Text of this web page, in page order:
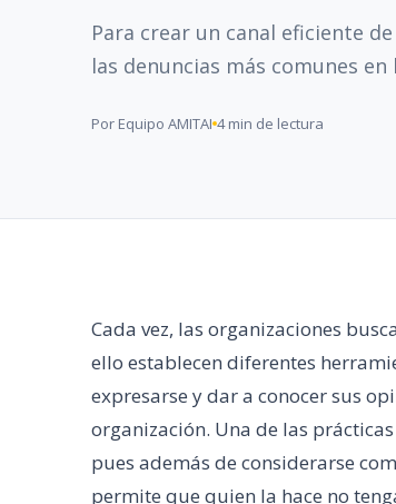
Para crear un canal eficiente
las denuncias más comunes
Por Equipo AMITAI 4 min de lectura
Cada vez, las organizaciones
ello establecen diferentes
expresarse y dar a conocer sus
organización. Una de las
pues además de considerarse
permite que quien la hace no